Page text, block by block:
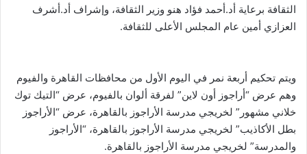
الثقافة برعاية أد.أحمد فؤاد هنو وزير الثقافة، وإشراف أد.أشرف
العزازي أمين عام المجلس الأعلى للثقافة.
ويتم تحكيم أربعة نمر في اليوم الأول من محافظات القاهرة والفيوم
وهم عرض “أراجوز أون لاين” لفرقة ألوان بالفيوم، عرض “التيك توك
خلاني مشهور” لخريجي مدرسة الأراجوز بالقاهرة، عرض “الأراجوز
بطل الأكاذيب” لخريجي مدرسة الأراجوز بالقاهرة، “الأراجوز
والمدرسة” لخريجي مدرسة الأراجوز بالقاهرة.